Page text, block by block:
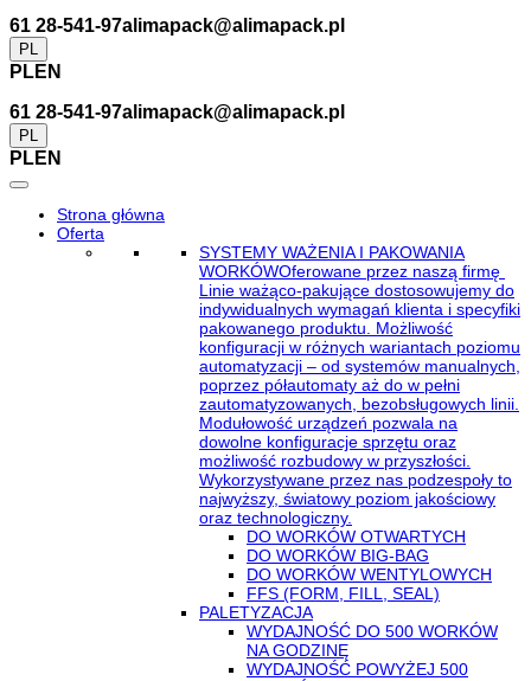
61 28-541-97alimapack@alimapack.pl
PL
PLEN
61 28-541-97alimapack@alimapack.pl
PL
PLEN
Strona główna
Oferta
SYSTEMY WAŻENIA I PAKOWANIA
WORKÓWOferowane przez naszą firmę
Linie ważąco-pakujące dostosowujemy do
indywidualnych wymagań klienta i specyfiki
pakowanego produktu. Możliwość
konfiguracji w różnych wariantach poziomu
automatyzacji – od systemów manualnych,
poprzez półautomaty aż do w pełni
zautomatyzowanych, bezobsługowych linii.
Modułowość urządzeń pozwala na
dowolne konfiguracje sprzętu oraz
możliwość rozbudowy w przyszłości.
Wykorzystywane przez nas podzespoły to
najwyższy, światowy poziom jakościowy
oraz technologiczny.
DO WORKÓW OTWARTYCH
DO WORKÓW BIG-BAG
DO WORKÓW WENTYLOWYCH
FFS (FORM, FILL, SEAL)
PALETYZACJA
WYDAJNOŚĆ DO 500 WORKÓW
NA GODZINĘ
WYDAJNOŚĆ POWYŻEJ 500